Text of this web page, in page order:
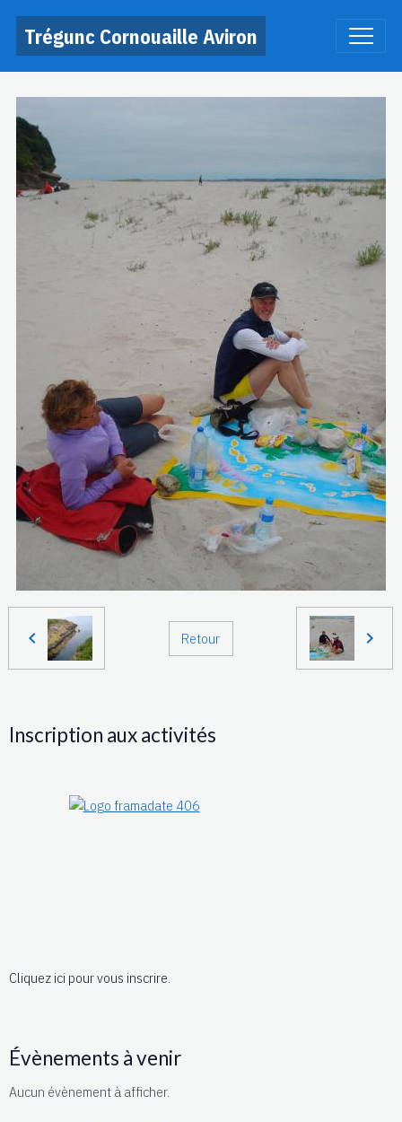
Trégunc Cornouaille Aviron
Retour
Inscription aux activités
Cliquez ici pour vous inscrire.
Évènements à venir
Aucun évènement à afficher.